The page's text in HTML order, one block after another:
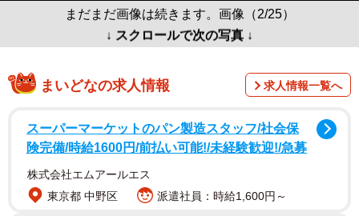
まだまだ画像は続きます。画像（2/25）
↓ スクロールで次の写真 ↓
まいどなの求人情報 求人情報一覧へ
スーパーマーケットのパン製造スタッフ/社会保
険完備/時給1600円/前払い可能!/未経験歓迎!/急募
株式会社エムアールエス
東京都 中野区
派遣社員：時給1,600円～